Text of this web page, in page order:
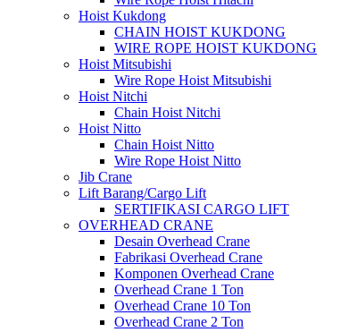
Hoist Kukdong
CHAIN HOIST KUKDONG
WIRE ROPE HOIST KUKDONG
Hoist Mitsubishi
Wire Rope Hoist Mitsubishi
Hoist Nitchi
Chain Hoist Nitchi
Hoist Nitto
Chain Hoist Nitto
Wire Rope Hoist Nitto
Jib Crane
Lift Barang/Cargo Lift
SERTIFIKASI CARGO LIFT
OVERHEAD CRANE
Desain Overhead Crane
Fabrikasi Overhead Crane
Komponen Overhead Crane
Overhead Crane 1 Ton
Overhead Crane 10 Ton
Overhead Crane 2 Ton